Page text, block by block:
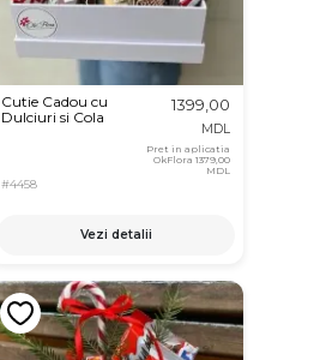
Cutie Cadou cu
Dulciuri si Cola
#4458
1399,00
MDL
Pret in aplicatia
OkFlora1379,00
MDL
Vezi detalii